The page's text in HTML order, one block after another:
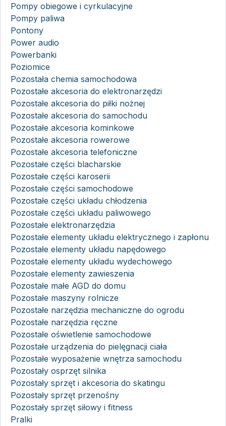
Pompy obiegowe i cyrkulacyjne
Pompy paliwa
Pontony
Power audio
Powerbanki
Poziomice
Pozostała chemia samochodowa
Pozostałe akcesoria do elektronarzędzi
Pozostałe akcesoria do piłki nożnej
Pozostałe akcesoria do samochodu
Pozostałe akcesoria kominkowe
Pozostałe akcesoria rowerowe
Pozostałe akcesoria telefoniczne
Pozostałe części blacharskie
Pozostałe części karoserii
Pozostałe części samochodowe
Pozostałe części układu chłodzenia
Pozostałe części układu paliwowego
Pozostałe elektronarzędzia
Pozostałe elementy układu elektrycznego i zapłonu
Pozostałe elementy układu napędowego
Pozostałe elementy układu wydechowego
Pozostałe elementy zawieszenia
Pozostałe małe AGD do domu
Pozostałe maszyny rolnicze
Pozostałe narzędzia mechaniczne do ogrodu
Pozostałe narzędzia ręczne
Pozostałe oświetlenie samochodowe
Pozostałe urządzenia do pielęgnacji ciała
Pozostałe wyposażenie wnętrza samochodu
Pozostały osprzęt silnika
Pozostały sprzęt i akcesoria do skatingu
Pozostały sprzęt przenośny
Pozostały sprzęt siłowy i fitness
Pralki